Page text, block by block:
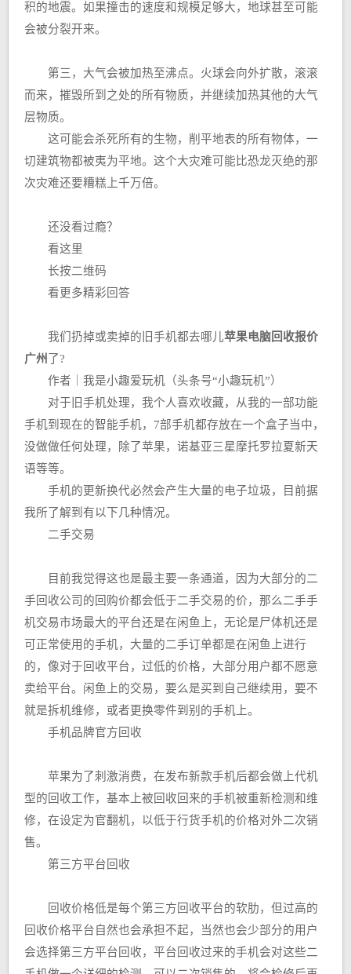
积的地震。如果撞击的速度和规模足够大，地球甚至可能
会被分裂开来。
第三，大气会被加热至沸点。火球会向外扩散，滚滚
而来，摧毁所到之处的所有物质，并继续加热其他的大气
层物质。
这可能会杀死所有的生物，削平地表的所有物体，一
切建筑物都被夷为平地。这个大灾难可能比恐龙灭绝的那
次灾难还要糟糕上千万倍。
还没看过瘾？
看这里
长按二维码
看更多精彩回答
我们扔掉或卖掉的旧手机都去哪儿苹果电脑回收报价
广州 了?
作者｜我是小趣爱玩机（头条号“小趣玩机”）
对于旧手机处理，我个人喜欢收藏，从我的一部功能
手机到现在的智能手机，7部手机都存放在一个盒子当中，
没做做任何处理，除了苹果，诺基亚三星摩托罗拉夏新天
语等等。
手机的更新换代必然会产生大量的电子垃圾，目前据
我所了解到有以下几种情况。
二手交易
目前我觉得这也是最主要一条通道，因为大部分的二
手回收公司的回购价都会低于二手交易的价，那么二手手
机交易市场最大的平台还是在闲鱼上，无论是尸体机还是
可正常使用的手机，大量的二手订单都是在闲鱼上进行
的，像对于回收平台，过低的价格，大部分用户都不愿意
卖给平台。闲鱼上的交易，要么是买到自己继续用，要不
就是拆机维修，或者更换零件到别的手机上。
手机品牌官方回收
苹果为了刺激消费，在发布新款手机后都会做上代机
型的回收工作，基本上被回收回来的手机被重新检测和维
修，在设定为官翻机，以低于行货手机的价格对外二次销
售。
第三方平台回收
回收价格低是每个第三方回收平台的软肋，但过高的
回收价格平台自然也会承担不起，当然也会少部分的用户
会选择第三方平台回收，平台回收过来的手机会对这些二